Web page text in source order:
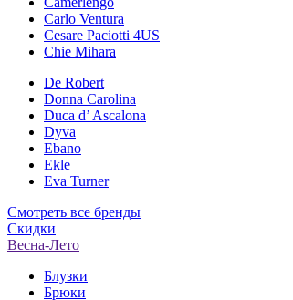
Carlo Ventura
Cesare Paciotti 4US
Chie Mihara
De Robert
Donna Carolina
Duca d’ Ascalona
Dyva
Ebano
Ekle
Eva Turner
Смотреть все бренды
Скидки
Весна-Лето
Блузки
Брюки